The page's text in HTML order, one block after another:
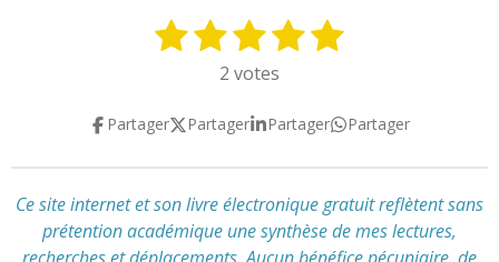
a
1
o
i
l
e
2
o
i
l
e
3
é
o
i
l
e
4
é
o
i
l
e
5
o
i
l
e
y
r
l
'
é
2 votes
Partager Partager Partager Partager
Ce site internet et son livre électronique gratuit reflètentsans
prétention académique une synthèse de mes lectures,